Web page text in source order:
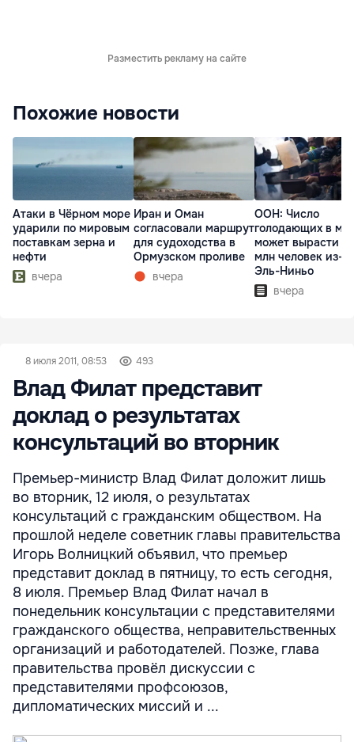
Разместить рекламу на сайте
Похожие новости
Атаки в Чёрном море
ударили по мировым
поставкам зерна и
нефти
вчера
Иран и Оман
согласовали маршрут
для судоходства в
Ормузском проливе
вчера
ООН: Число
голодающих в
может вырасти
млн человек из-за
Эль-Ниньо
вчера
8 июля 2011, 08:53 493
Влад Филат представит
доклад о результатах
консультаций во вторник
Премьер-министр Влад Филат доложит лишь
во вторник, 12 июля, о результатах
консультаций с гражданским обществом. На
прошлой неделе советник главы правительства
Игорь Волницкий объявил, что премьер
представит доклад в пятницу, то есть сегодня,
8 июля. Премьер Влад Филат начал в
понедельник консультации с представителями
гражданского общества, неправительственных
организаций и работодателей. Позже, глава
правительства провёл дискуссии с
представителями профсоюзов,
дипломатических миссий и ...